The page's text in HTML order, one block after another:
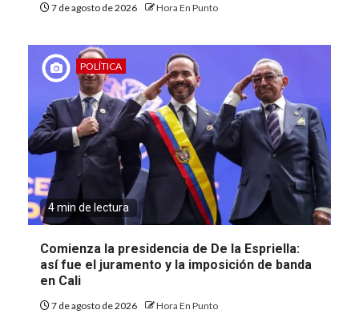
7 de agosto de 2026 Hora En Punto
POLÍTICA
4 min de lectura
Comienza la presidencia de De la Espriella:
así fue el juramento y la imposición de banda
en Cali
7 de agosto de 2026 Hora En Punto